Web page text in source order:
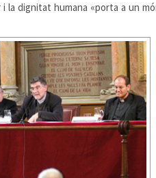
dignitat humana «porta a un